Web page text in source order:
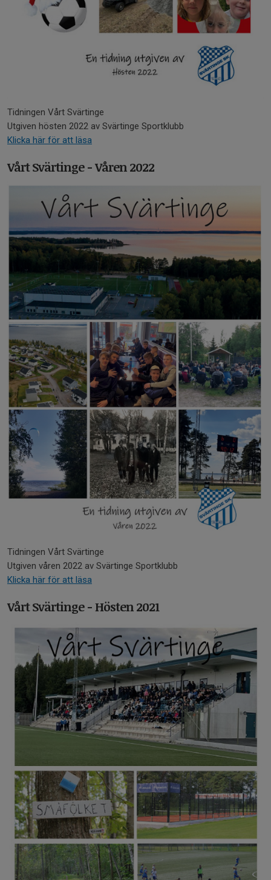
Tidningen Vårt Svärtinge
Utgiven hösten 2022 av Svärtinge Sportklubb
Klicka här för att läsa
Vårt Svärtinge - Våren 2022
Tidningen Vårt Svärtinge
Utgiven våren 2022 av Svärtinge Sportklubb
Klicka här för att läsa
Vårt Svärtinge - Hösten 2021